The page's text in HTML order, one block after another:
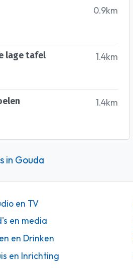
0.9km
1.4km
lage tafel
1.4km
in Gouda
en TV
en media
en Drinken
en Inrichting